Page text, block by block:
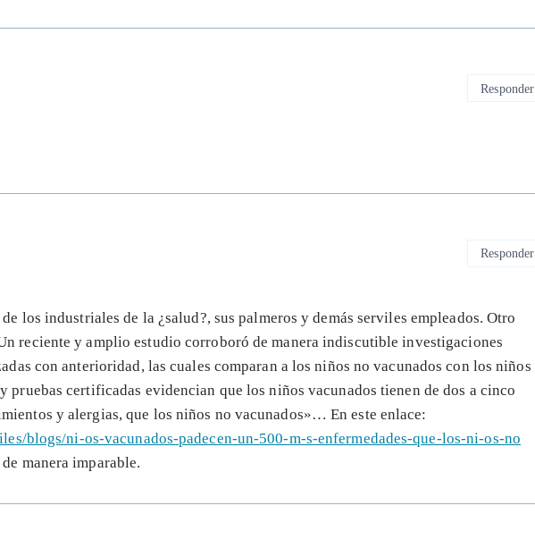
Responder
los industriales de la ¿salud?, sus palmeros y demás serviles empleados. Otro
reciente y amplio estudio corroboró de manera indiscutible investigaciones
con anterioridad, las cuales comparan a los niños no vacunados con los niños
pruebas certificadas evidencian que los niños vacunados tienen de dos a cinco
y alergias, que los niños no vacunados»… En este enlace:
blogs/ni-os-vacunados-padecen-un-500-m-s-enfermedades-que-los-ni-os-no
manera imparable.
Responder